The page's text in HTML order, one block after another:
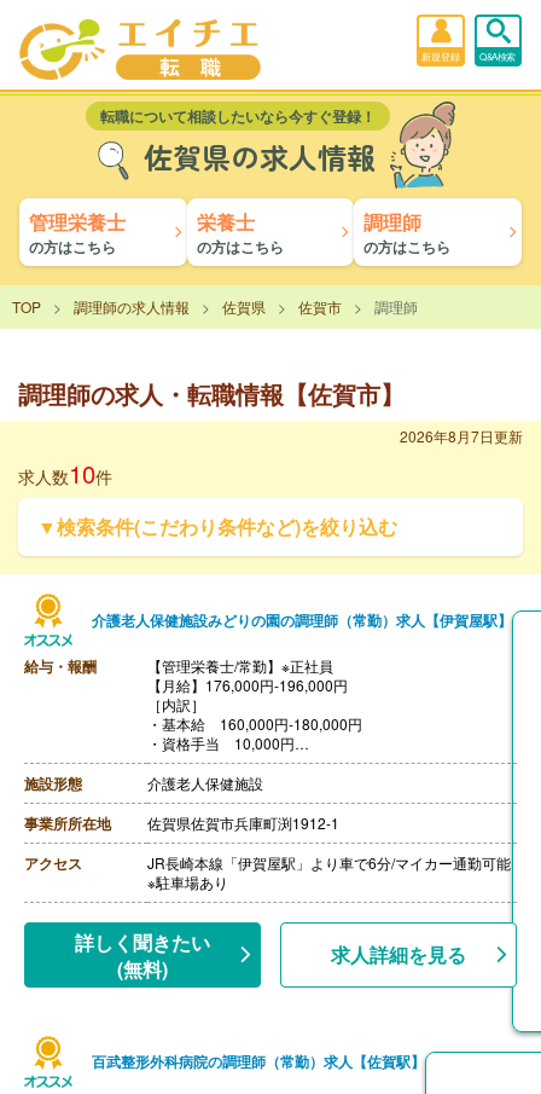
新規登録 Q&A検索
転職について相談したいなら今すぐ登録！
佐賀県の求人情報
管理栄養士
の方はこちら
栄養士
の方はこちら
調理師
の方はこちら
TOP 調理師の求人情報 佐賀県 佐賀市 調理師
調理師の求人・転職情報【佐賀市】
2026年8月7日更新
求人数10件
▼検索条件(こだわり条件など)を絞り込む
介護老人保健施設みどりの園の調理師（常勤）求人【伊賀屋駅】
給与・報酬
【管理栄養士/常勤】※正社員
【月給】176,000円-196,000円
［内訳］
・基本給 160,000円-180,000円
・資格手当 10,000円
・調整手当 6,000円
【その他の手当】
・家族手当（配偶者：15,000円、第1子：4,000円、第2
子：3,000円、第3子-：2,000円）
【賞与】年2回（計3.50ヶ月分）※前年度実績
【通勤手当】あり（上限11,500円/月）
【昇給】あり（1月あたり1,500円-2,500円）※前年度実
績
ｰｰｰ
【調理師・調理員/常勤】※正社員
【月給】175,100円-211,100円
［内訳］
【その他の手当】
・家族手当（配偶者：15,000円、第1子：4,000円、第2
施設形態 介護老人保健施設
事業所所在地 佐賀県佐賀市兵庫町渕1912-1
アクセス
JR長崎本線「伊賀屋駅」より車で6分/マイカー通勤可能
※駐車場あり
詳しく聞きたい
(無料)
求人詳細を見る
百武整形外科病院の調理師（常勤）求人【佐賀駅】